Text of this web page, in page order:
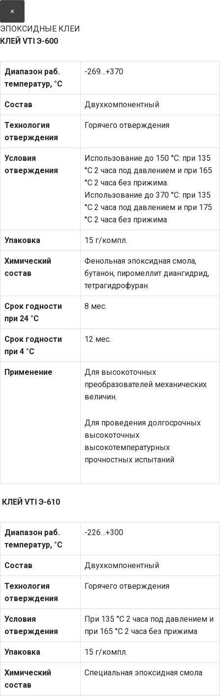
×
ЭПОКСИДНЫЕ КЛЕИ
КЛЕЙ VTI Э-600
Диапазон раб.
температур, °С
-269…+370
Состав Двухкомпонентный
Технология
отверждения
Горячего отверждения
Условия
отверждения
Использование до 150 °С: при 135
°С 2 часа под давлением и при 165
°С 2 часа без прижима.
Использование до 370 °С: при 135
°С 2 часа под давлением и при 175
°С 2 часа без прижима
Упаковка 15 г/компл.
Химический
состав
Фенольная эпоксидная смола,
бутанон, пиромеллит диангидрид,
тетрагидрофуран.
Срок годности
при 24 °С
8 мес.
Срок годности
при 4 °С
12 мес.
Применение
Для высокоточных
преобразователей механических
величин.
Для проведения долгосрочных
высокоточных
высокотемпературных
прочностных испытаний
КЛЕЙ VTI Э-610
Диапазон раб.
температур, °С
-226…+300
Состав Двухкомпонентный
Технология
отверждения
Горячего отверждения
Условия
отверждения
При 135 °С 2 часа под давлением и
при 165 °С 2 часа без прижима
Упаковка 15 г/компл.
Химический
состав
Специальная эпоксидная смола